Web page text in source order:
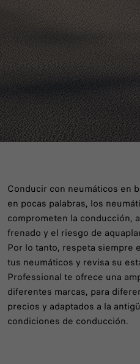
Conducir con neumáticos en
en pocas palabras, los
comprometen la conducción,
frenado y el riesgo de
Por lo tanto, respeta siempre
tus neumáticos y revisa su
Professional te ofrece una
diferentes marcas, para
precios y adaptados a la
condiciones de conducción.